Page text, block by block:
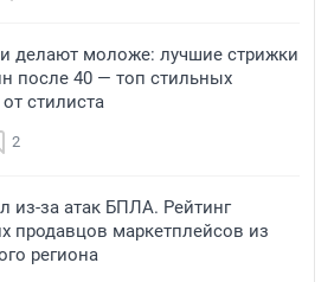
делают моложе: лучшие стрижки
после 40 — топ стильных
стилиста
2
из-за атак БПЛА. Рейтинг
продавцов маркетплейсов из
региона